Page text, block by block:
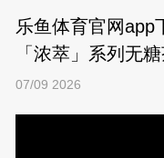
乐鱼体育官网app
「浓萃」系列无
07/09 2026